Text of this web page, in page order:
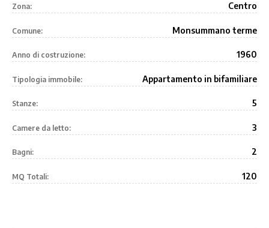
Zona: Centro
Comune: Monsummano terme
Anno di costruzione: 1960
Tipologia immobile: Appartamento in bifamiliare
Stanze: 5
Camere da letto: 3
Bagni: 2
MQ Totali: 120